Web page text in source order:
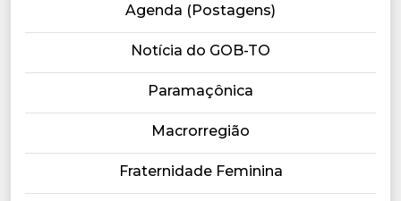
Agenda (Postagens)
Notícia do GOB-TO
Paramaçônica
Macrorregião
Fraternidade Feminina